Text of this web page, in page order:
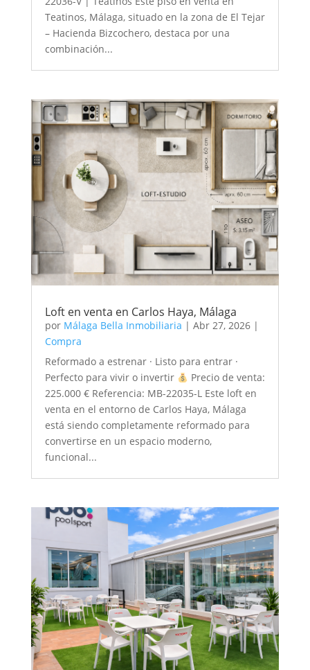
Teatinos, Málaga, situado en la zona de El Tejar
– Hacienda Bizcochero, destaca por una
combinación...
Loft en venta en Carlos Haya, Málaga
por Málaga Bella Inmobiliaria | Abr 27, 2026|
Compra
Reformado a estrenar · Listo para entrar ·
Perfecto para vivir o invertir
Precio de venta:
225.000 € Referencia: MB-22035-L Este loft en
venta en el entorno de Carlos Haya, Málaga
está siendo completamente reformado para
convertirse en un espacio moderno,
funcional...